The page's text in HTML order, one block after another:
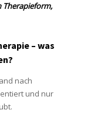
Therapieform,
– was
nach
und nur